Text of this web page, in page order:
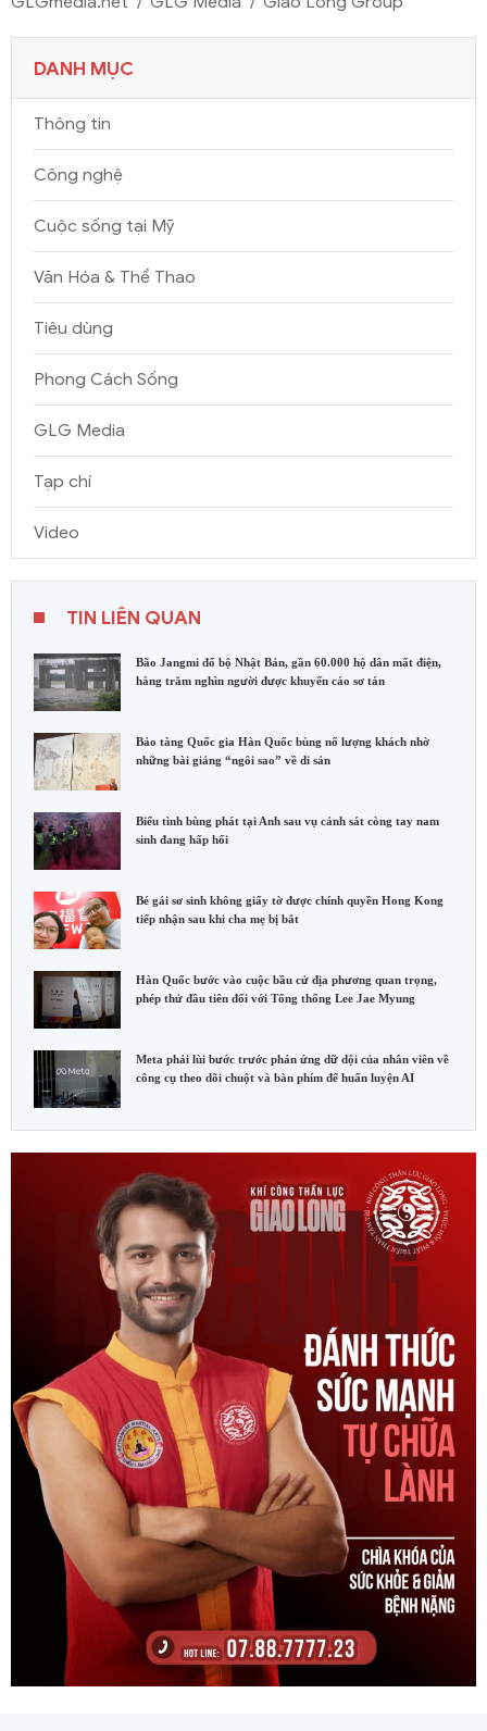
DANH MỤC
Thông tin
Công nghệ
Cuộc sống tại Mỹ
Văn Hóa & Thể Thao
Tiêu dùng
Phong Cách Sống
GLG Media
Tạp chí
Video
TIN LIÊN QUAN
Bão Jangmi đổ bộ Nhật Bản, gần 60.000 hộ dân mất điện,
hàng trăm nghìn người được khuyến cáo sơ tán
Bảo tàng Quốc gia Hàn Quốc bùng nổ lượng khách nhờ
những bài giảng “ngôi sao” về di sản
Biểu tình bùng phát tại Anh sau vụ cảnh sát còng tay nam
sinh đang hấp hối
Bé gái sơ sinh không giấy tờ được chính quyền Hong Kong
tiếp nhận sau khi cha mẹ bị bắt
Hàn Quốc bước vào cuộc bầu cử địa phương quan trọng,
phép thử đầu tiên đối với Tổng thống Lee Jae Myung
Meta phải lùi bước trước phản ứng dữ dội của nhân viên về
công cụ theo dõi chuột và bàn phím để huấn luyện AI